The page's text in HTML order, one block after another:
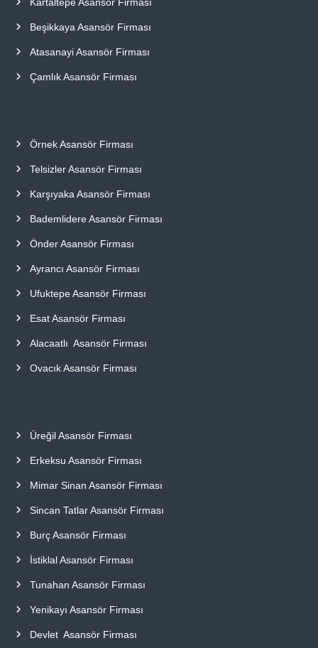
Beşikkaya Asansör Firması
Atasanayi Asansör Firması
Çamlık Asansör Firması
Örnek Asansör Firması
Telsizler Asansör Firması
Karşıyaka Asansör Firması
Bademlidere Asansör Firması
Önder Asansör Firması
Ayrancı Asansör Firması
Ufuktepe Asansör Firması
Esat Asansör Firması
Alacaatlı Asansör Firması
Ovacık Asansör Firması
Üreğil Asansör Firması
Erkeksu Asansör Firması
Mimar Sinan Asansör Firması
Sincan Tatlar Asansör Firması
Burç Asansör Firması
İstiklal Asansör Firması
Tunahan Asansör Firması
Yenikayı Asansör Firması
Devlet Asansör Firması